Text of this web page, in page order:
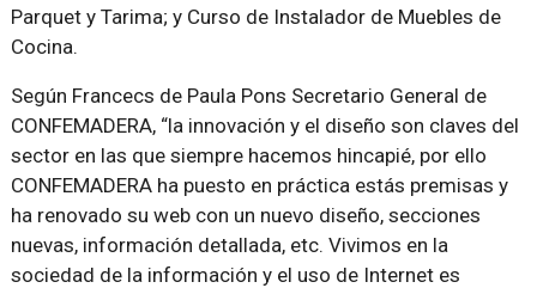
Parquet y Tarima; y Curso de Instalador de Muebles de
Cocina.
Según Francecs de Paula Pons Secretario General de
CONFEMADERA, “la innovación y el diseño son claves del
sector en las que siempre hacemos hincapié, por ello
CONFEMADERA ha puesto en práctica estás premisas y
ha renovado su web con un nuevo diseño, secciones
nuevas, información detallada, etc. Vivimos en la
sociedad de la información y el uso de Internet es